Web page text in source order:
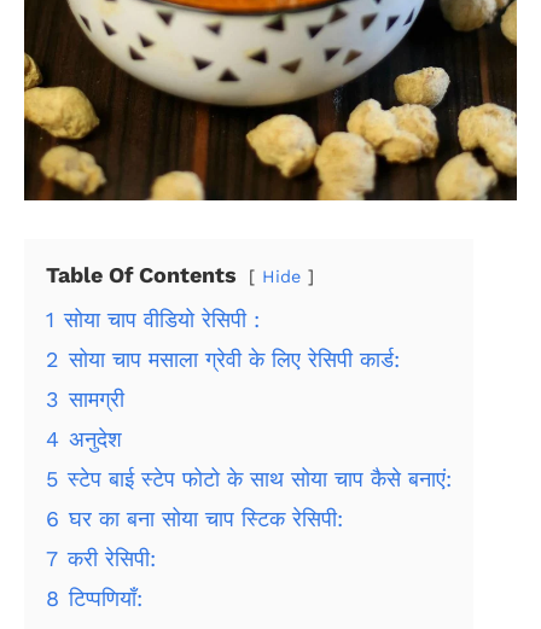
Table Of Contents Hide
1 सोया चाप वीडियो रेसिपी :
2 सोया चाप मसाला ग्रेवी के लिए रेसिपी कार्ड:
3 सामग्री
4 अनुदेश
5 स्टेप बाई स्टेप फोटो के साथ सोया चाप कैसे बनाएं:
6 घर का बना सोया चाप स्टिक रेसिपी:
7 करी रेसिपी:
8 टिप्पणियाँ: